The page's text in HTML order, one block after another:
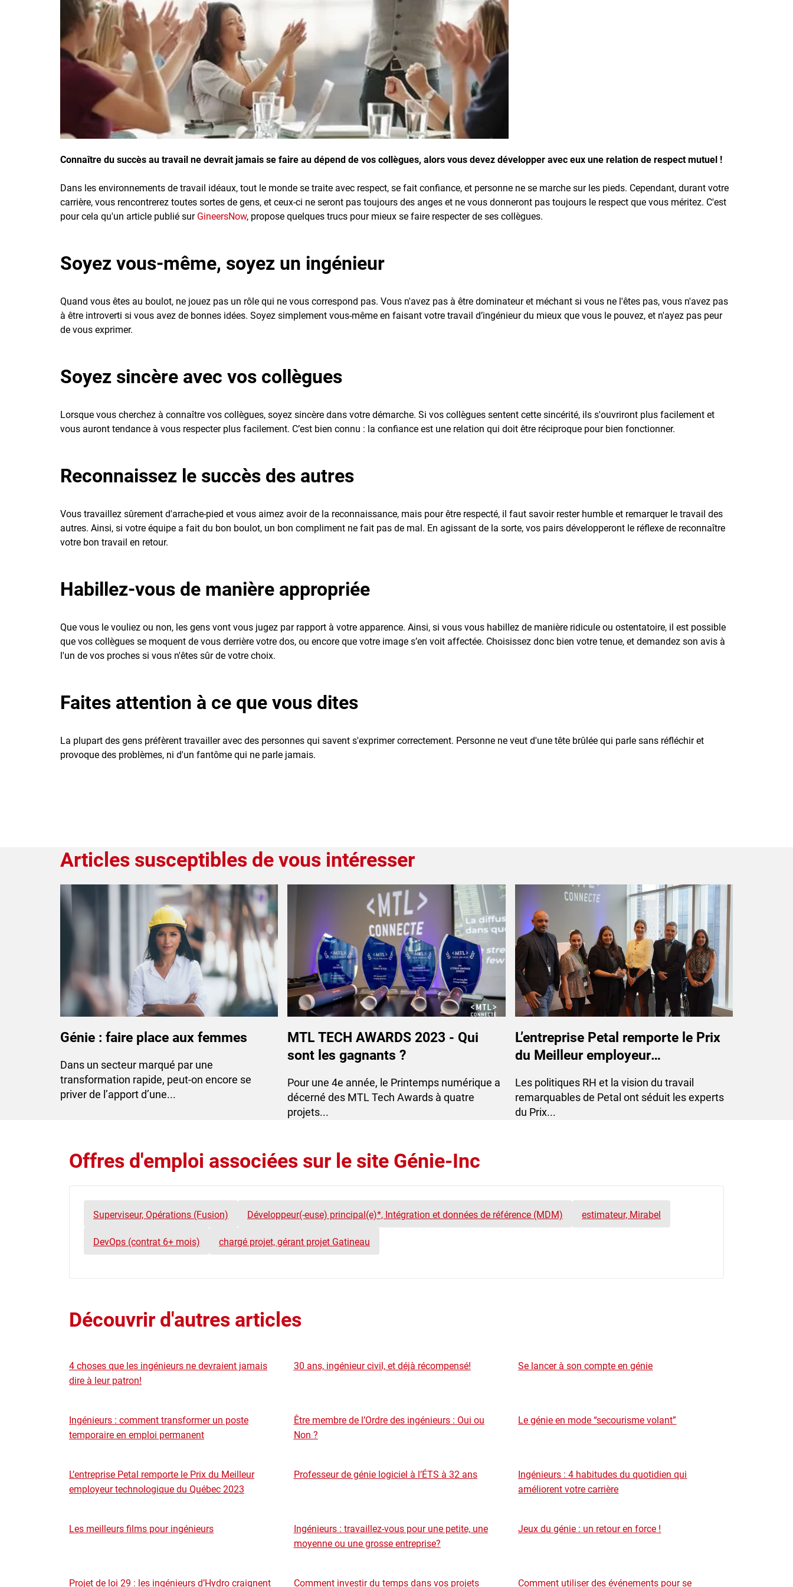
Inscrivez-vous à l'infolettre
Employeurs
Publiez une offre d'emploi
Connaître du succès au travail ne devrait jamais se faire au dépend de vos collègues, alors vous devez développer avec eux une relation de respect mutuel !
Dans les environnements de travail idéaux, tout le monde se traite avec respect, se fait confiance, et personne ne se marche sur les pieds. Cependant, durant votre
carrière, vous rencontrerez toutes sortes de gens, et ceux-ci ne seront pas toujours des anges et ne vous donneront pas toujours le respect que vous méritez. C'est
pour cela qu'un article publié surGineersNow, propose quelques trucs pour mieux se faire respecter de ses collègues.
Soyez vous-même, soyez un ingénieur
Quand vous êtes au boulot, ne jouez pas un rôle qui ne vous correspond pas. Vous n'avez pas à être dominateur et méchant si vous ne l'êtes pas, vous n'avez pas
à être introverti si vous avez de bonnes idées. Soyez simplement vous-même en faisant votre travail d’ingénieur du mieux que vous le pouvez, et n'ayez pas peur
de vous exprimer.
Soyez sincère avec vos collègues
Lorsque vous cherchez à connaître vos collègues, soyez sincère dans votre démarche. Si vos collègues sentent cette sincérité, ils s'ouvriront plus facilement et
vous auront tendance à vous respecter plus facilement. C’est bien connu : la confiance est une relation qui doit être réciproque pour bien fonctionner.
Reconnaissez le succès des autres
Vous travaillez sûrement d'arrache-pied et vous aimez avoir de la reconnaissance, mais pour être respecté, il faut savoir rester humble et remarquer le travail des
autres. Ainsi, si votre équipe a fait du bon boulot, un bon compliment ne fait pas de mal. En agissant de la sorte, vos pairs développeront le réflexe de reconnaître
votre bon travail en retour.
Habillez-vous de manière appropriée
Que vous le vouliez ou non, les gens vont vous jugez par rapport à votre apparence. Ainsi, si vous vous habillez de manière ridicule ou ostentatoire, il est possible
que vos collègues se moquent de vous derrière votre dos, ou encore que votre image s’en voit affectée. Choisissez donc bien votre tenue, et demandez son avis à
l'un de vos proches si vous n'êtes sûr de votre choix.
Faites attention à ce que vous dites
La plupart des gens préfèrent travailler avec des personnes qui savent s'exprimer correctement. Personne ne veut d'une tête brûlée qui parle sans réfléchir et
provoque des problèmes, ni d'un fantôme qui ne parle jamais.
Articles susceptibles de vous intéresser
Génie : faire place aux femmes
Dans un secteur marqué par une
transformation rapide, peut-on encore se
priver de l’apport d’une...
MTL TECH AWARDS 2023 - Qui
sont les gagnants ?
Pour une 4e année, le Printemps numérique a
décerné des MTL Tech Awards à quatre
projets...
L’entreprise Petal remporte le Prix
du Meilleur employeur
Les politiques RH et la vision du travail
remarquables de Petal ont séduit les experts
du Prix...
Offres d'emploi associées sur le site Génie-Inc
Superviseur, Opérations (Fusion) Développeur(-euse) principal(e)*, Intégration et données de référence (MDM) estimateur, Mirabel
DevOps (contrat 6+ mois) chargé projet, gérant projet Gatineau
Découvrir d'autres articles
4 choses que les ingénieurs ne devraient jamais
dire à leur patron!
30 ans, ingénieur civil, et déjà récompensé! Se lancer à son compte en génie
Ingénieurs : comment transformer un poste
temporaire en emploi permanent
Être membre de l’Ordre des ingénieurs : Oui ou
Non ?
Le génie en mode “secourisme volant”
L’entreprise Petal remporte le Prix du Meilleur
employeur technologique du Québec 2023
Professeur de génie logiciel à l’ÉTS à 32 ans
Ingénieurs : 4 habitudes du quotidien qui
améliorent votre carrière
Les meilleurs films pour ingénieurs
Ingénieurs : travaillez-vous pour une petite, une
moyenne ou une grosse entreprise?
Jeux du génie : un retour en force !
Projet de loi 29 : les ingénieurs d’Hydro craignent Comment investir du temps dans vos projets Comment utiliser des événements pour se